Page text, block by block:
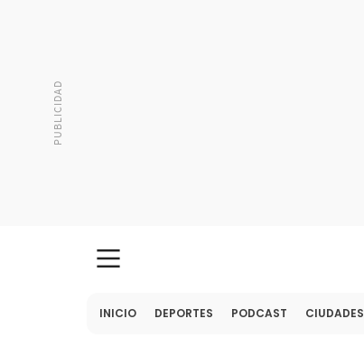
INICIO DEPORTES PODCAST CIUDADES